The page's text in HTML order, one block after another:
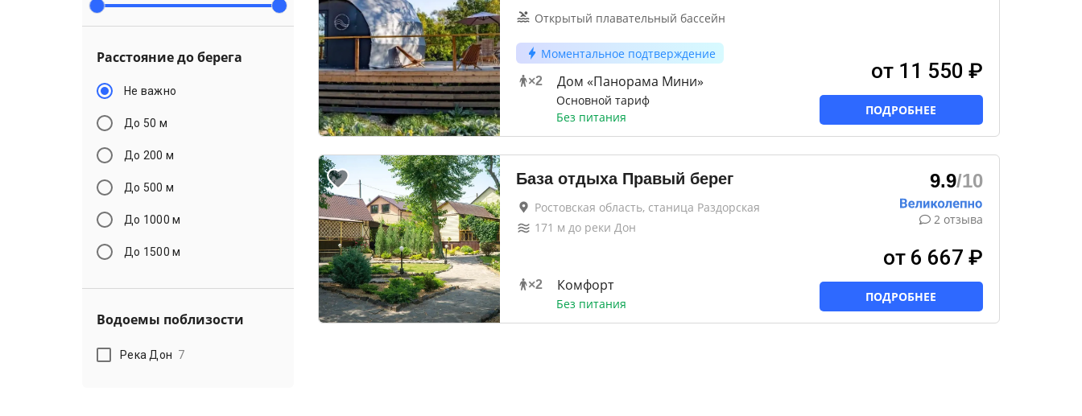
Расстояние до берега
Не важно
До 50 м
До 200 м
До 500 м
До 1000 м
До 1500 м
Водоемы поблизости
Река Дон 7
Открытый плавательный бассейн
Моментальное подтверждение
×2 Дом «Панорама Мини»
Основной тариф
Без питания
от 11 550 ₽
ПОДРОБНЕЕ
База отдыха Правый берег
Ростовская область, станица Раздорская
171 м до реки Дон
×2 Комфорт
Без питания
9.9/10
2 отзыва
от 6 667 ₽
ПОДРОБНЕЕ